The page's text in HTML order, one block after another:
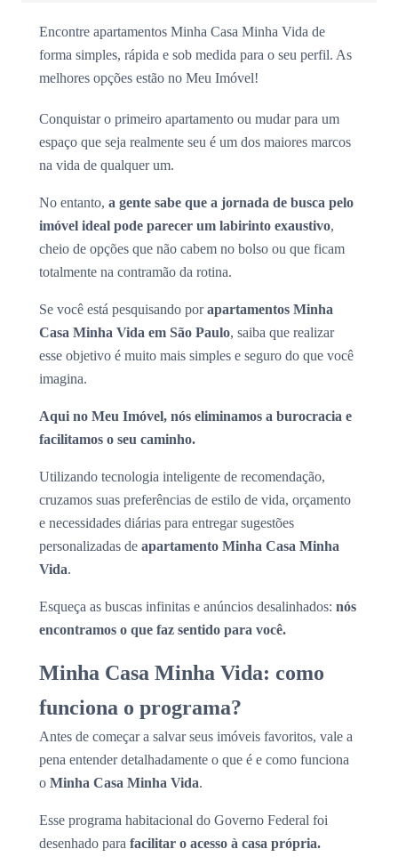
Encontre apartamentos Minha Casa Minha Vida de
forma simples, rápida e sob medida para o seu perfil. As
melhores opções estão no Meu Imóvel!
Conquistar o primeiro apartamento ou mudar para um
espaço que seja realmente seu é um dos maiores marcos
na vida de qualquer um.
No entanto, a gente sabe que a jornada de busca pelo
imóvel ideal pode parecer um labirinto exaustivo,
cheio de opções que não cabem no bolso ou que ficam
totalmente na contramão da rotina.
Se você está pesquisando porapartamentos Minha
Casa Minha Vida em São Paulo, saiba que realizar
esse objetivo é muito mais simples e seguro do que você
imagina.
Aqui no Meu Imóvel, nós eliminamos a burocracia e
facilitamos o seu caminho.
Utilizando tecnologia inteligente de recomendação,
cruzamos suas preferências de estilo de vida, orçamento
e necessidades diárias para entregar sugestões
personalizadas de apartamento Minha Casa Minha
Vida.
Esqueça as buscas infinitas e anúncios desalinhados: nós
encontramos o que faz sentido para você.
Minha Casa Minha Vida: como
funciona o programa?
Antes de começar a salvar seus imóveis favoritos, vale a
pena entender detalhadamente o que é e como funciona
o Minha Casa Minha Vida.
Esse programa habitacional do Governo Federal foi
desenhado para facilitar o acesso à casa própria.